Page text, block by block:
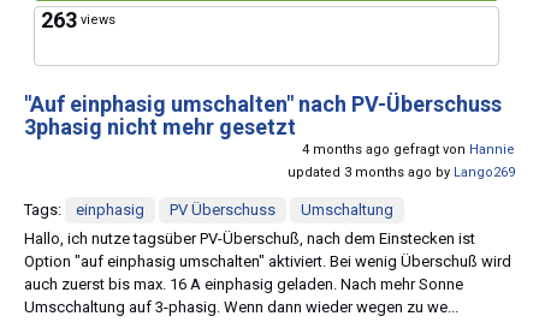
263 views
"Auf einphasig umschalten" nach PV-Überschuss
3phasig nicht mehr gesetzt
4 months ago gefragt von Hannie
updated 3 months ago by Lango269
Tags: einphasig PV Überschuss
Umschaltung
Hallo, ich nutze tagsüber PV-Überschuß, nach dem Einstecken ist
Option "auf einphasig umschalten" aktiviert. Bei wenig Überschuß wird
auch zuerst bis max. 16 A einphasig geladen. Nach mehr Sonne
Umscchaltung auf 3-phasig. Wenn dann wieder wegen zu we...